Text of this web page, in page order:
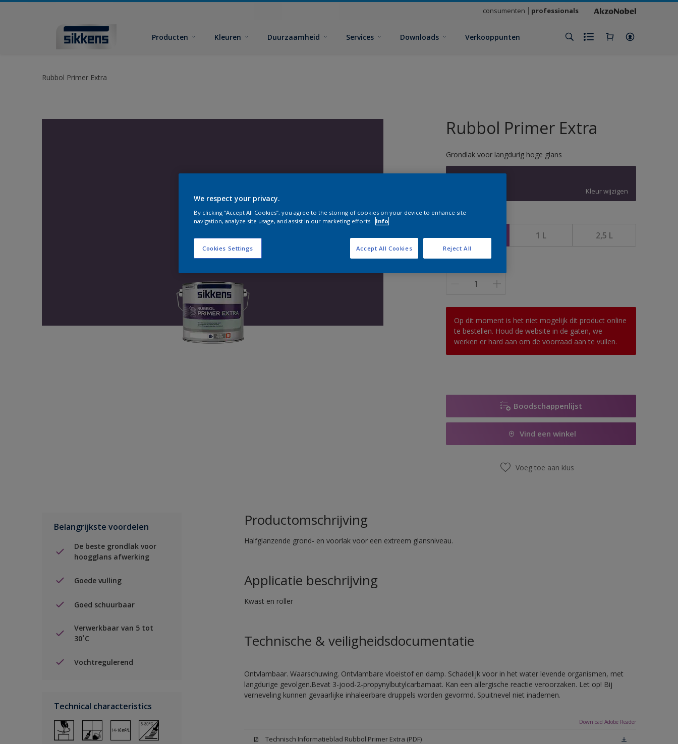
consumenten professionals
Producten Kleuren Duurzaamheid Services Downloads Verkooppunten
Rubbol Primer Extra
Rubbol Primer Extra
Grondlak voor langdurig hoge glans
Kleur wijzigen
0,5 l 1 L 2,5 L
Op dit moment is het niet mogelijk dit product online
te bestellen. Houd de website in de gaten, we
werken er hard aan om de voorraad aan te vullen.
Boodschappenlijst
Vind een winkel
Voeg toe aan klus
Belangrijkste voordelen
De beste grondlak voor
hoogglans afwerking
Goede vulling
Goed schuurbaar
Verwerkbaar van 5 tot
30˚C
Vochtregulerend
Technical characteristics
Productomschrijving
Halfglanzende grond- en voorlak voor een extreem glansniveau.
Applicatie beschrijving
Kwast en roller
Technische & veiligheidsdocumentatie
Ontvlambaar. Waarschuwing. Ontvlambare vloeistof en damp. Schadelijk voor in het water levende organismen, met
langdurige gevolgen.Bevat 3-jood-2-propynylbutylcarbamaat. Kan een allergische reactie veroorzaken. Let op! Bij
verneveling kunnen gevaarlijke inhaleerbare druppels worden gevormd. Spuitnevel niet inademen.
Download Adobe Reader
Technisch Informatieblad Rubbol Primer Extra (PDF)
We respect your privacy.
By clicking “Accept All Cookies”, you agree to the storing of cookies on your device to enhance site
navigation, analyze site usage, and assist in our marketing efforts.
Info
Cookies Settings Reject All
Accept All Cookies